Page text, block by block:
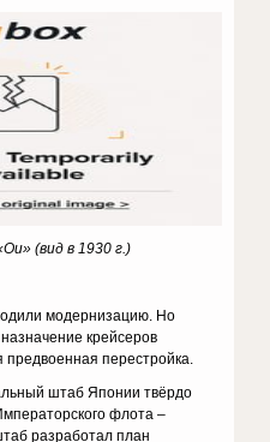
(вид в 1930 г.)
модернизацию. Но
крейсеров
перестройка.
штаб Японии твёрдо
флота –
разработал план